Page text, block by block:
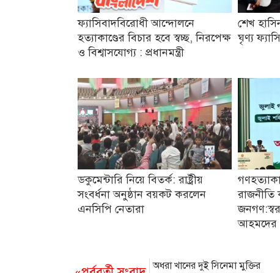
ফ্যাসিবাদবিরোধী আন্দোলনে
হত্যাকাণ্ডের বিচার হবে স্বচ্ছ, নিরপেক্ষ
ও বিশ্বাসযোগ্য : প্রধানমন্ত্রী
শেখ
ঘৃণ্য
ডকুমেন্টারি নিয়ে বিতর্ক: রাষ্ট্রীয়
সংবর্ধনা অনুষ্ঠান বয়কট করলেন
এনসিপি নেতারা
রাজনীতি
আহমদের
অধরা খানের দুই সিনেমা মুক্তির